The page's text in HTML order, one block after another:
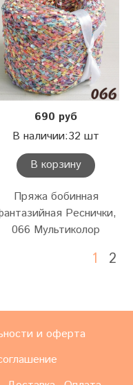
690 руб
В наличии:32 шт
В корзину
Пряжа бобинная
Реснички,
066 Мультиколор
1 2
и оферта